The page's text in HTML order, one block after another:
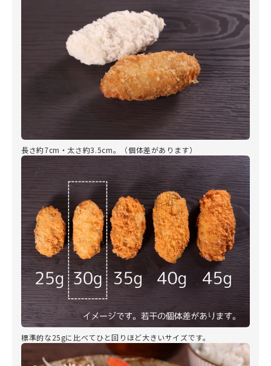
長さ約7cm・太さ約3.5cm。（個体差があります）
標準的な25gに比べてひと回りほど大きいサイズです。